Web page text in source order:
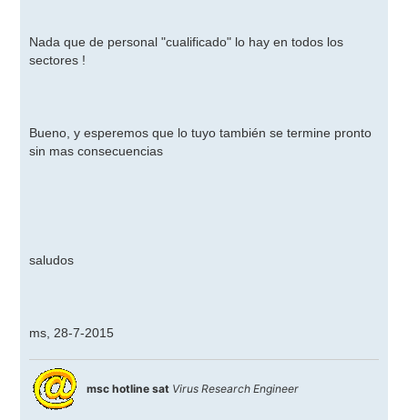
Nada que de personal "cualificado" lo hay en todos los
sectores !
Bueno, y esperemos que lo tuyo también se termine pronto
sin mas consecuencias
saludos
ms, 28-7-2015
msc hotline sat Virus Research Engineer